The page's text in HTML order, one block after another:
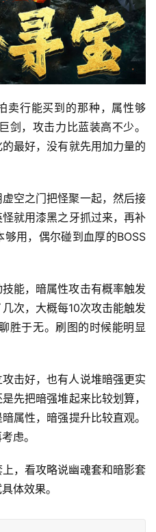
卖行能买到的那种，属性够
剑，攻击力比蓝装高不少。
最好，没有就先用加力量的
空之门把怪聚一起，然后接
就用漆黑之牙抓过来，再补
用，偶尔碰到血厚的BOSS
能，暗属性攻击有概率触发
次，大概每10次攻击能触发
胜于无。刷图的时候能明显
击好，也有人说堆暗强更实
先把暗强堆起来比较划算，
属性，暗强提升比较直观。
虑。
，看攻略说幽魂套和暗影套
体效果。